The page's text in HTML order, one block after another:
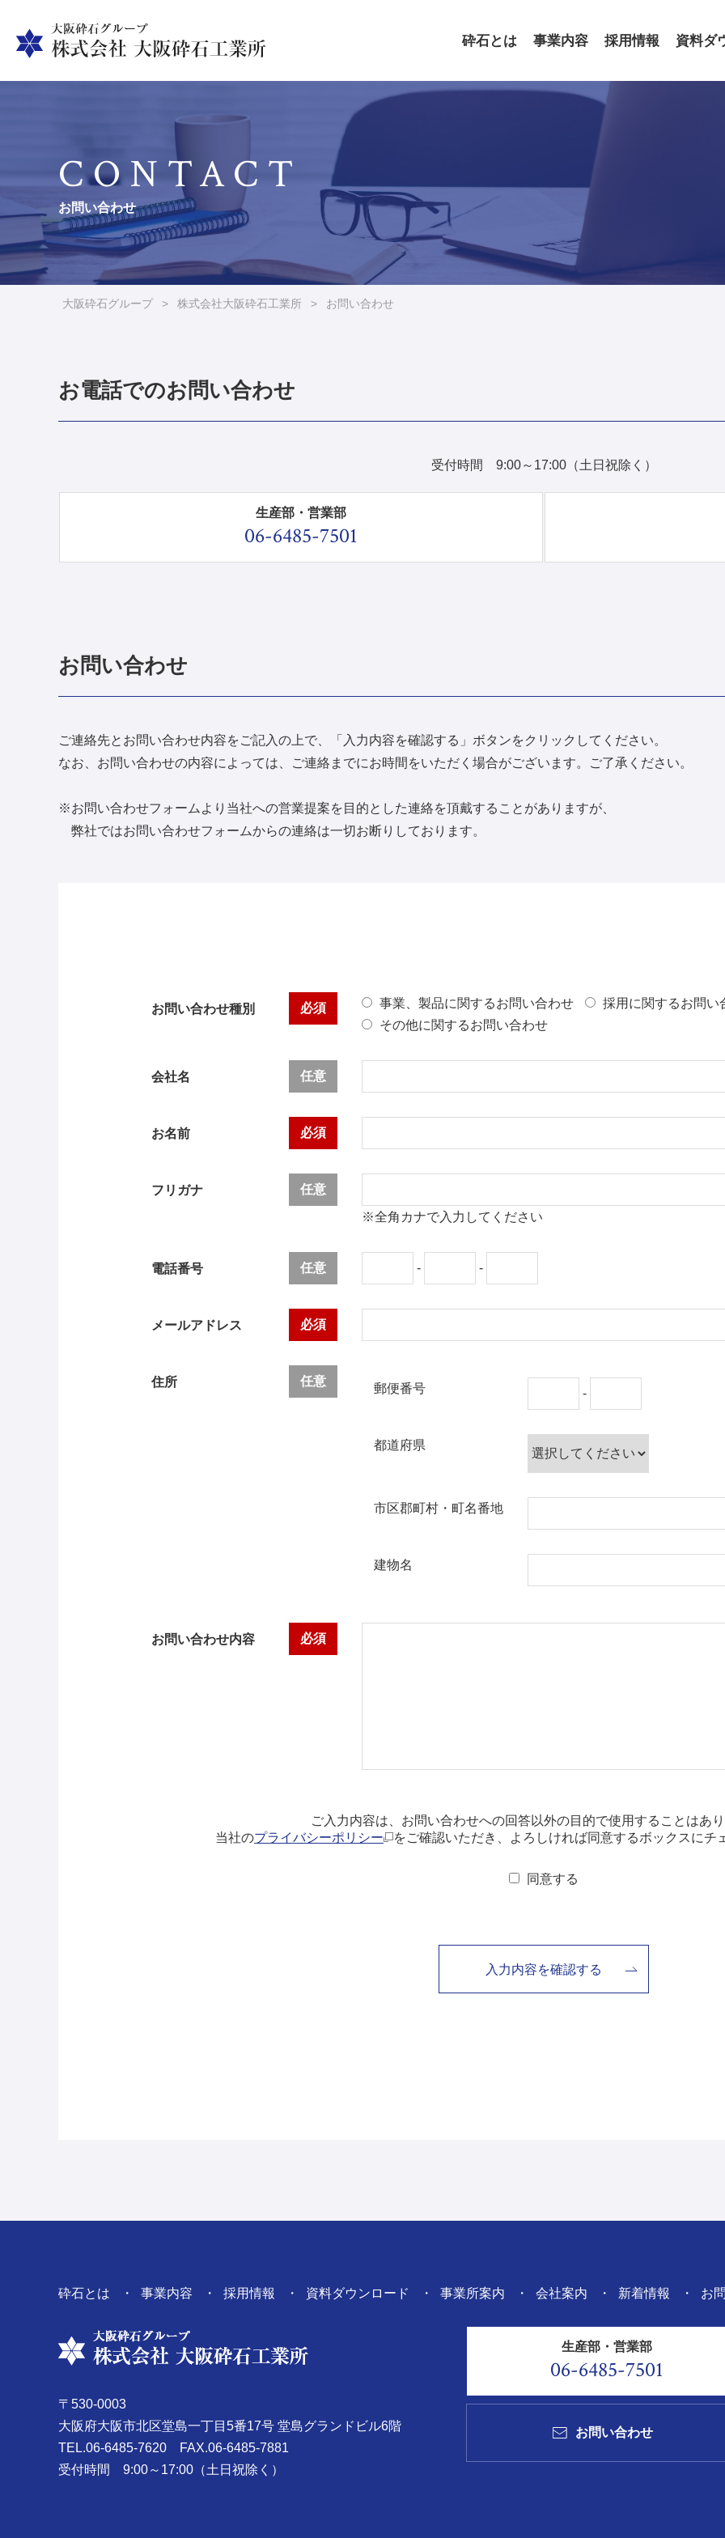
砕石とは 事業内容 採用情報 資料ダ
CONTACT
お問い合わせ
大阪砕石グループ > 株式会社大阪砕石工業所 > お問い合わせ
お電話でのお問い合わせ
受付時間 9:00～17:00（土日祝除く）
生産部・営業部
06-6485-7501
お問い合わせ
ご連絡先とお問い合わせ内容をご記入の上で、「入力内容を確認する」ボタンをクリックしてください。
なお、お問い合わせの内容によっては、ご連絡までにお時間をいただく場合がございます。ご了承ください。
※お問い合わせフォームより当社への営業提案を目的とした連絡を頂戴することがありますが、
弊社ではお問い合わせフォームからの連絡は一切お断りしております。
お問い合わせ種別 必須 事業、製品に関するお問い合わせ
採用に関するお問い
その他に関するお問い合わせ
会社名 任意
お名前 必須
フリガナ
任意
※全角カナで入力してください
電話番号 任意 - -
メールアドレス 必須
住所 任意
郵便番号 -
都道府県
市区郡町村・町名番地
建物名
お問い合わせ内容 必須
ご入力内容は、お問い合わせへの回答以外の目的で使用することはあ
当社のプライバシーポリシー をご確認いただき、よろしければ同意するボックスにチ
同意する
砕石とは 事業内容 採用情報 資料ダウンロード 事業所案内 会社案内 新着情報 お
〒530-0003
大阪府大阪市北区堂島一丁目5番17号 堂島グランドビル6階
TEL.06-6485-7620 FAX.06-6485-7881
受付時間 9:00～17:00（土日祝除く）
生産部・営業部
06-6485-7501
お問い合わせ